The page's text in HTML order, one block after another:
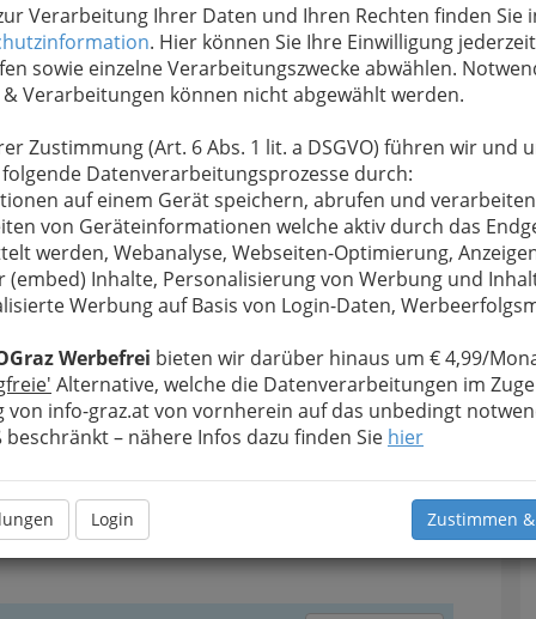
Verarbeitung Ihrer Daten und Ihren Rechten finden Sie
. Hier können Sie Ihre Einwilligung jederzeit
sowie einzelne Verarbeitungszwecke abwählen.
& Verarbeitungen können nicht abgewählt werden.
Zustimmung (Art. 6 Abs. 1 lit. a DSGVO) führen wir und
Datenverarbeitungsprozesse durch:
auf einem Gerät speichern, abrufen und
von Geräteinformationen welche aktiv durch das
werden, Webanalyse, Webseiten-Optimierung,
(embed) Inhalte, Personalisierung von Werbung und
Werbung auf Basis von Login-Daten,
Werbefrei bieten wir darüber hinaus um € 4,99/
Alternative, welche die Datenverarbeitungen im
von info-graz.at von vornherein auf das unbedingt
beschränkt – nähere Infos dazu finden Sie hier
Login Zustimmen
ist tägliche Routine
Vier geschickte Hände lösen das
Problem. Ein gutes Gefühl, dass es
auch KFZ-Technikerinnen gibt –
Frauen sind gründlich und
gewissenhaft!
wieder
passiert, der
und
bringen.
ob ein
muss